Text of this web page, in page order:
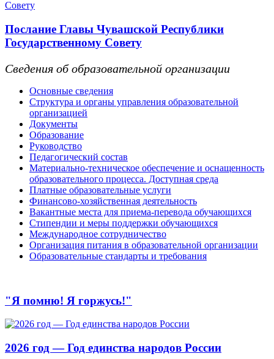
Послание Главы Чувашской Республики
Государственному Совету
Сведения об образовательной организации
Основные сведения
Структура и органы управления образовательной
организацией
Документы
Образование
Руководство
Педагогический состав
Материально-техническое обеспечение и оснащенность
образовательного процесса. Доступная среда
Платные образовательные услуги
Финансово-хозяйственная деятельность
Вакантные места для приема-перевода обучающихся
Стипендии и меры поддержки обучающихся
Международное сотрудничество
Организация питания в образовательной организации
Образовательные стандарты и требования
"Я помню! Я горжусь!"
2026 год — Год единства народов России